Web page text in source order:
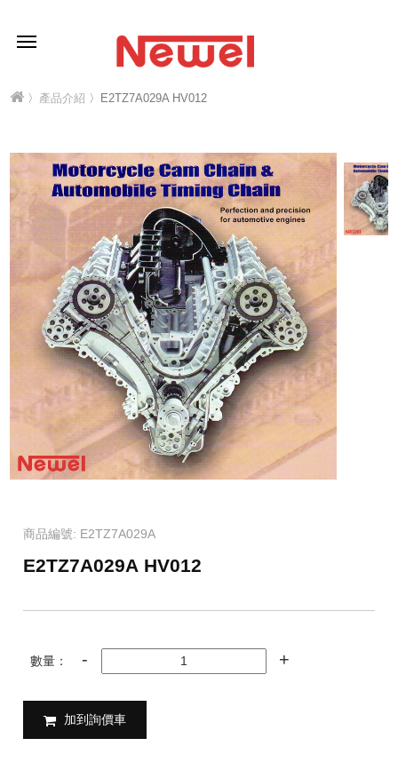
〉 產品介紹 〉E2TZ7A029A HV012
商品編號: E2TZ7A029A
E2TZ7A029A HV012
數量：
加到詢價車